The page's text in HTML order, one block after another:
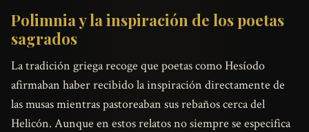
Polimnia y la inspiración de los poetas
sagrados
La tradición griega recoge que poetas como Hesíodo
afirmaban haber recibido la inspiración directamente de
las musas mientras pastoreaban sus rebaños cerca del
Helicón. Aunque en estos relatos no siempre se especifica